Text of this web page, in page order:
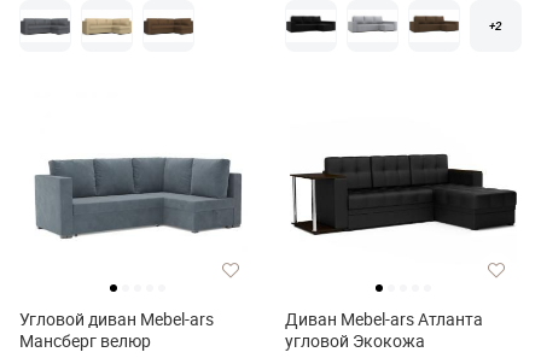
+2
Угловой диван Mebel-ars
Мансберг велюр
Диван Mebel-ars Атланта
угловой Экокожа